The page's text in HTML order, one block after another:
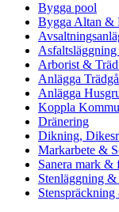
Bygga pool
Bygga Altan &
Arborist &
Anlägga
Anlägga
Koppla
Dränering
Dikning,
Markarbete &
Sanera mark &
Stenläggning